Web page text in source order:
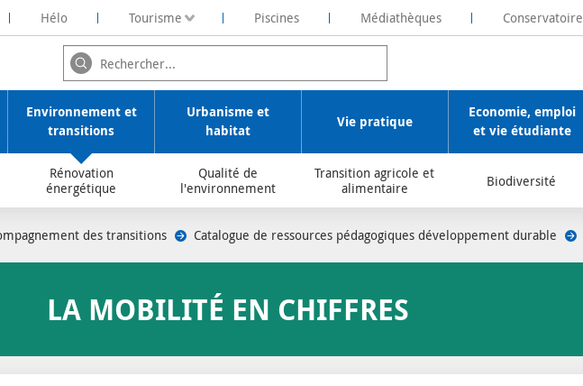
Rochelaise de Rénovation Energétique
Hélo Tourisme Piscines Médiathèques Conservatoire
Environnement et
transitions
Rénovation
énergétique
Qualité de
l'environnement
Transition agricole et
alimentaire
Biodiversité
Urbanisme et
habitat
Vie pratique
Economie, emploi
et vie étudiante
des transitions Catalogue de ressources pédagogiques développement durable
LA MOBILITÉ EN CHIFFRES